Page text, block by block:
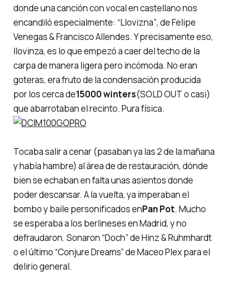
donde una canción con vocal en castellano nos
encandiló especialmente: “Llovizna”, de Felipe
Venegas & Francisco Allendes. Y precisamente eso,
llovinza, es lo que empezó a caer del techo de la
carpa de manera ligera pero incómoda. No eran
goteras, era fruto de la condensación producida
por los cerca de15000 winters(SOLD OUTo casi)
que abarrotaban el recinto. Pura física.
Tocaba salir a cenar (pasaban ya las 2 de la mañana
y había hambre) al área de de restauración, dónde
bien se echaban en falta unas asientos donde
poder descansar. A la vuelta, ya imperaban el
bombo y baile personificados enPan Pot. Mucho
se esperaba a los berlineses en Madrid, y no
defraudaron. Sonaron “Doch”de Hinz & Ruhmhardt
o el último “Conjure Dreams”de Maceo Plex para el
delirio general.